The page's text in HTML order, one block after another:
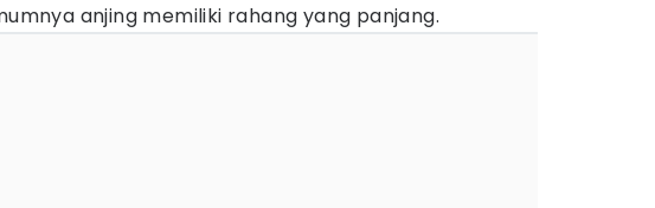
anjing memiliki rahang yang panjang.